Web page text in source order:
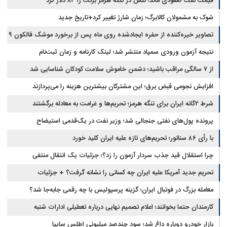
شوک به مشمولان کالابرگ؛ زمان شارژ تغییر کرد+تاریخ جدید
تصاویر خیره‌کننده از حفره ایجادشده روی ماه پس از برخورد موشک فالکون ۹
نتیجه آزمون ورودی سمپاد منتشر شد؛ لینک کارنامه و زمان ثبت‌نام
از ۷ سالگی مراقب باشید؛ دشمن خاموش سلامت کودکان شناسایی شد
افزایش نجومی قبض برق؛ این مشترکان بیشترین هزینه را می‌پردازند
شرط ۲گانه ایران برای تنگه هرمز؛ تحریم‌ها و غرامت به معادله برگشتند
پرونده پول‌های نفتی جنجالی شد؛ وزیر نفت در یک‌قدمی استیضاح
با رأی ۸۶ سناتور؛ تحریم‌های تازه علیه ایران کلید خورد
چرا استقلال قید جذب سردار آزمون را زد؟؛ جزئیات یک انتقال منتفی
تحریم جدید آمریکا علیه ایران چه کسانی را نشانه گرفت؟ + جزئیات
معامله بزرگ در فوتبال ایران؛ گزینه پرسپولیس با چه رقمی جابه‌جا شد؟
کارمندان حتما بخوانند؛ اعلام تصمیم نهایی درباره تعطیلی ادارات شنبه
بازار خودرو دوباره داغ شد؛ سود چندصد میلیونی اطلس سایپا